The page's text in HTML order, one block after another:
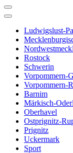
Ludwigslust-
Rostock
Schwerin
Vorpommern-
Vorpommern-
Barnim
Märkisch-
Oberhavel
Ostprignitz-
Prignitz
Uckermark
Sport